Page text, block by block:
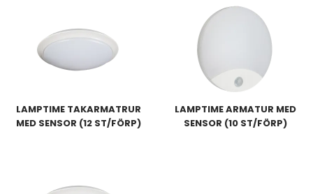
LAMPTIME TAKARMATRUR
MED SENSOR (12 ST/FÖRP)
LAMPTIME ARMATUR MED
SENSOR (10 ST/FÖRP)